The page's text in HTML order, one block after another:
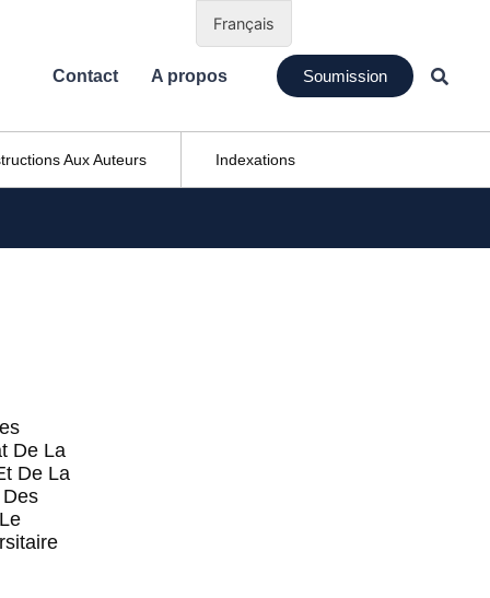
Contact A propos Soumission
Aux Auteurs Indexations
De La
De La
Français